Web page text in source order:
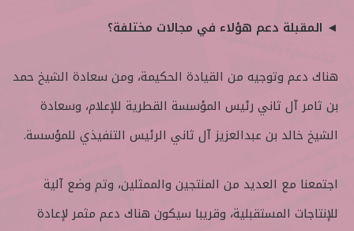
◄ المقبلة دعم هؤلاء في مجالات مختلفة؟
هناك دعم وتوجيه من القيادة الحكيمة، ومن سعادة الشيخ حمد
بن ثامر آل ثاني رئيس المؤسسة القطرية للإعلام، وسعادة
الشيخ خالد بن عبدالعزيز آل ثاني الرئيس التنفيذي للمؤسسة.
اجتمعنا مع العديد من المنتجين والممثلين، وتم وضع آلية
للإنتاجات المستقبلية، وقريبا سيكون هناك دعم مثمر لإعادة